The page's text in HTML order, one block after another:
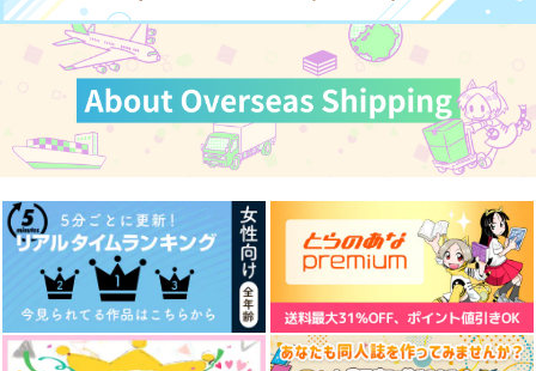
944円（税込）
フィガロ
サンプル
作品詳細
755円（税込）
サンプル
作品詳細
1,100円（税込）
レノックス×フィガロ
サンプル
作品詳細
サンプル
カート